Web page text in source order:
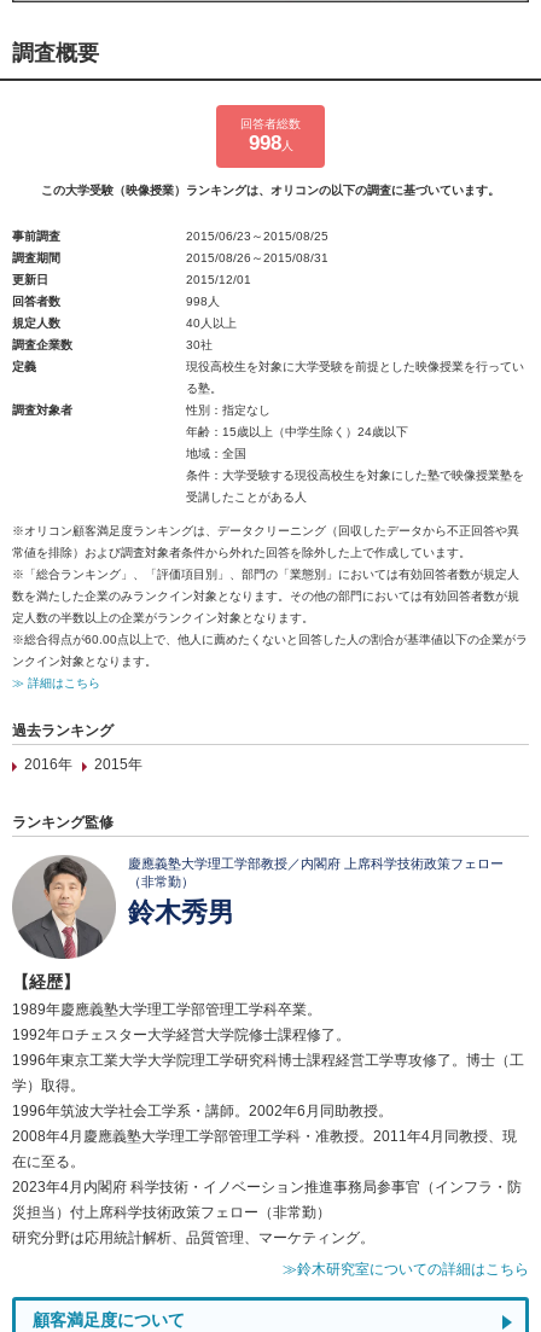
調査概要
回答者総数
998人
この大学受験（映像授業）ランキングは、オリコンの以下の調査に基づいています。
事前調査
2015/06/23～2015/08/25
調査期間
2015/08/26～2015/08/31
更新日
2015/12/01
回答者数
998人
規定人数
40人以上
調査企業数
30社
定義
現役高校生を対象に大学受験を前提とした映像授業を行ってい
る塾。
調査対象者
性別：指定なし
年齢：15歳以上（中学生除く）24歳以下
地域：全国
条件：大学受験する現役高校生を対象にした塾で映像授業塾を
受講したことがある人
※オリコン顧客満足度ランキングは、データクリーニング（回収したデータから不正回答や異
常値を排除）および調査対象者条件から外れた回答を除外した上で作成しています。
※「総合ランキング」、「評価項目別」、部門の「業態別」においては有効回答者数が規定人
数を満たした企業のみランクイン対象となります。その他の部門においては有効回答者数が規
定人数の半数以上の企業がランクイン対象となります。
※総合得点が60.00点以上で、他人に薦めたくないと回答した人の割合が基準値以下の企業がラ
ンクイン対象となります。
≫ 詳細はこちら
過去ランキング
2016年
2015年
ランキング監修
慶應義塾大学理工学部教授／内閣府 上席科学技術政策フェロー
（非常勤）
鈴木秀男
【経歴】
1989年慶應義塾大学理工学部管理工学科卒業。
1992年ロチェスター大学経営大学院修士課程修了。
1996年東京工業大学大学院理工学研究科博士課程経営工学専攻修了。博士（工
学）取得。
1996年筑波大学社会工学系・講師。2002年6月同助教授。
2008年4月慶應義塾大学理工学部管理工学科・准教授。2011年4月同教授、現
在に至る。
2023年4月内閣府 科学技術・イノベーション推進事務局参事官（インフラ・防
災担当）付上席科学技術政策フェロー（非常勤）
研究分野は応用統計解析、品質管理、マーケティング。
≫鈴木研究室についての詳細はこちら
顧客満足度について